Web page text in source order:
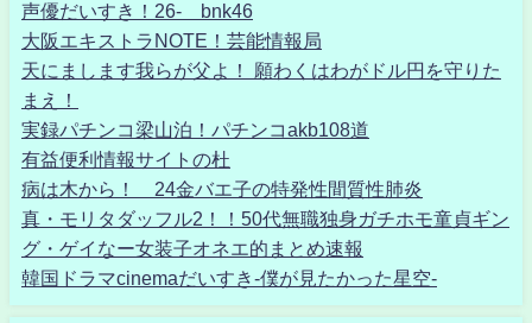
声優だいすき！26- bnk46
大阪エキストラNOTE！芸能情報局
天にまします我らが父よ！ 願わくはわがドル円を守りた
まえ！
実録パチンコ梁山泊！パチンコakb108道
有益便利情報サイトの杜
病は木から！ 24金バエ子の特発性間質性肺炎
真・モリタダッフル2！！50代無職独身ガチホモ童貞ギン
グ・ゲイなー女装子オネエ的まとめ速報
韓国ドラマcinemaだいすき-僕が見たかった星空-